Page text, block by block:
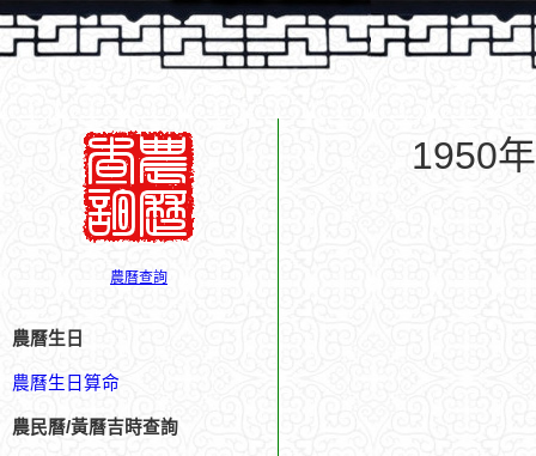
農曆查詢
農曆生日
農曆生日算命
農民曆/黃曆吉時查詢
1950